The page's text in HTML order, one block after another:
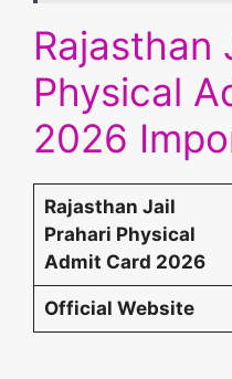
Rajasthan
Physical
2026
Rajasthan Jail
Prahari Physical
Admit Card 2026
Official Website